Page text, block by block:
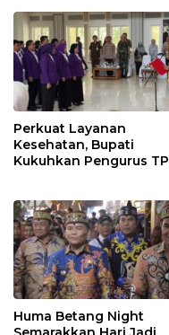
Perkuat Layanan
Kesehatan, Bupati
Kukuhkan Pengurus TP
Huma Betang Night